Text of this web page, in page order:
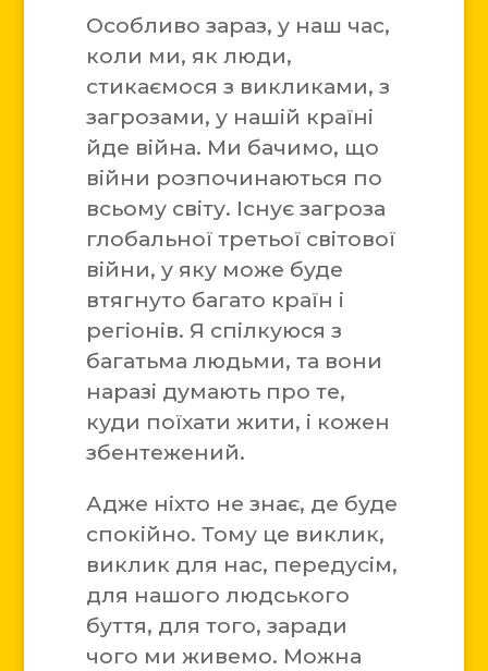
Особливо зараз, у наш час,
коли ми, як люди,
стикаємося з викликами, з
загрозами, у нашій країні
йде війна. Ми бачимо, що
війни розпочинаються по
всьому світу. Існує загроза
глобальної третьої світової
війни, у яку може буде
втягнуто багато країн і
регіонів. Я спілкуюся з
багатьма людьми, та вони
наразі думають про те,
куди поїхати жити, і кожен
збентежений.
Адже ніхто не знає, де буде
спокійно. Тому це виклик,
виклик для нас, передусім,
для нашого людського
буття, для того, заради
чого ми живемо. Можна